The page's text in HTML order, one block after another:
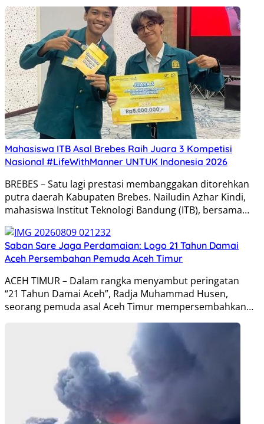
Mahasiswa ITB Asal Brebes Raih Juara 3 Kompetisi
Nasional #LifeWithManner UNTUK Indonesia 2026
BREBES – Satu lagi prestasi membanggakan ditorehkan
putra daerah Kabupaten Brebes. Nailudin Azhar Kindi,
mahasiswa Institut Teknologi Bandung (ITB), bersama…
Saban Sare Jaga Perdamaian: Logo 21 Tahun Damai
Aceh Persembahan Pemuda Aceh Timur
ACEH TIMUR – Dalam rangka menyambut peringatan
“21 Tahun Damai Aceh”, Radja Muhammad Husen,
seorang pemuda asal Aceh Timur mempersembahkan…